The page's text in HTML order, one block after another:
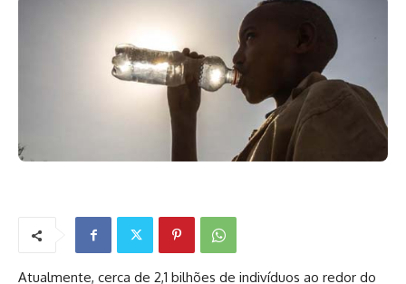
Atualmente, cerca de 2,1 bilhões de indivíduos ao redor do